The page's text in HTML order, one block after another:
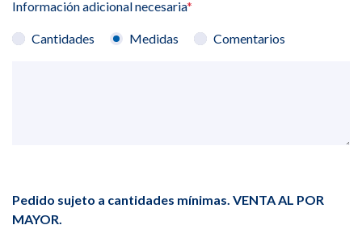
Información adicional necesaria*
Cantidades Medidas Comentarios
Pedido sujeto a cantidades mínimas. VENTA AL POR
MAYOR.